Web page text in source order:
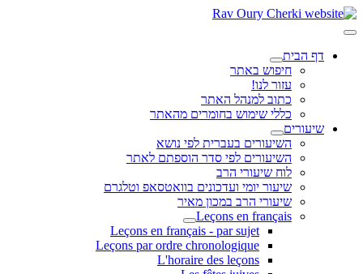
דף הבית
חיפוש באתר
עזור לנו!
כתוב למנהל האתר
כללי שימוש בחומרים מהאתר
שיעורים
השיעורים בעברית לפי נושא
השיעורים לפי סדר הוספתם לאתר
לוח שיעורי הרב
שיעור יומי ועדכונים בוואטסאפ וטלגרם
שיעורי הרב במכון מאיר
Leçons en français
Leçons en français - par sujet
Leçons par ordre chronologique
L'horaire des leçons